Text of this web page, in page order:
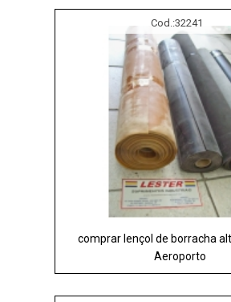
Cod.:32241
comprar lençol de borracha
Aeroporto